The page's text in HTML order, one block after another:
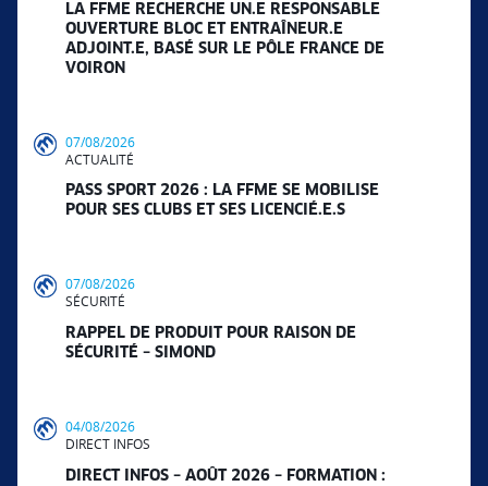
LA FFME RECHERCHE UN.E RESPONSABLE
OUVERTURE BLOC ET ENTRAÎNEUR.E
ADJOINT.E, BASÉ SUR LE PÔLE FRANCE DE
VOIRON
07/08/2026
ACTUALITÉ
PASS SPORT 2026 : LA FFME SE MOBILISE
POUR SES CLUBS ET SES LICENCIÉ.E.S
07/08/2026
SÉCURITÉ
RAPPEL DE PRODUIT POUR RAISON DE
SÉCURITÉ – SIMOND
04/08/2026
DIRECT INFOS
DIRECT INFOS – AOÛT 2026 – FORMATION :